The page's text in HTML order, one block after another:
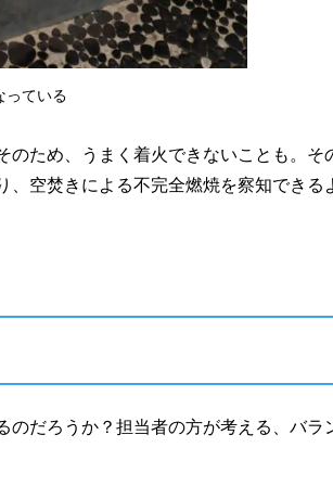
っている
のため、うまく着火できないことも。そ
、空焚きによる不完全燃焼を察知できる
のだろうか？担当者の方が考える、バラ